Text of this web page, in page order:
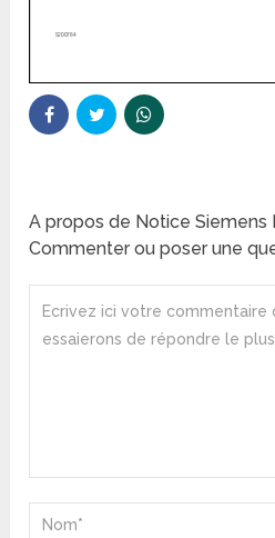
A propos de Notice Siemens
Commenter ou poser une